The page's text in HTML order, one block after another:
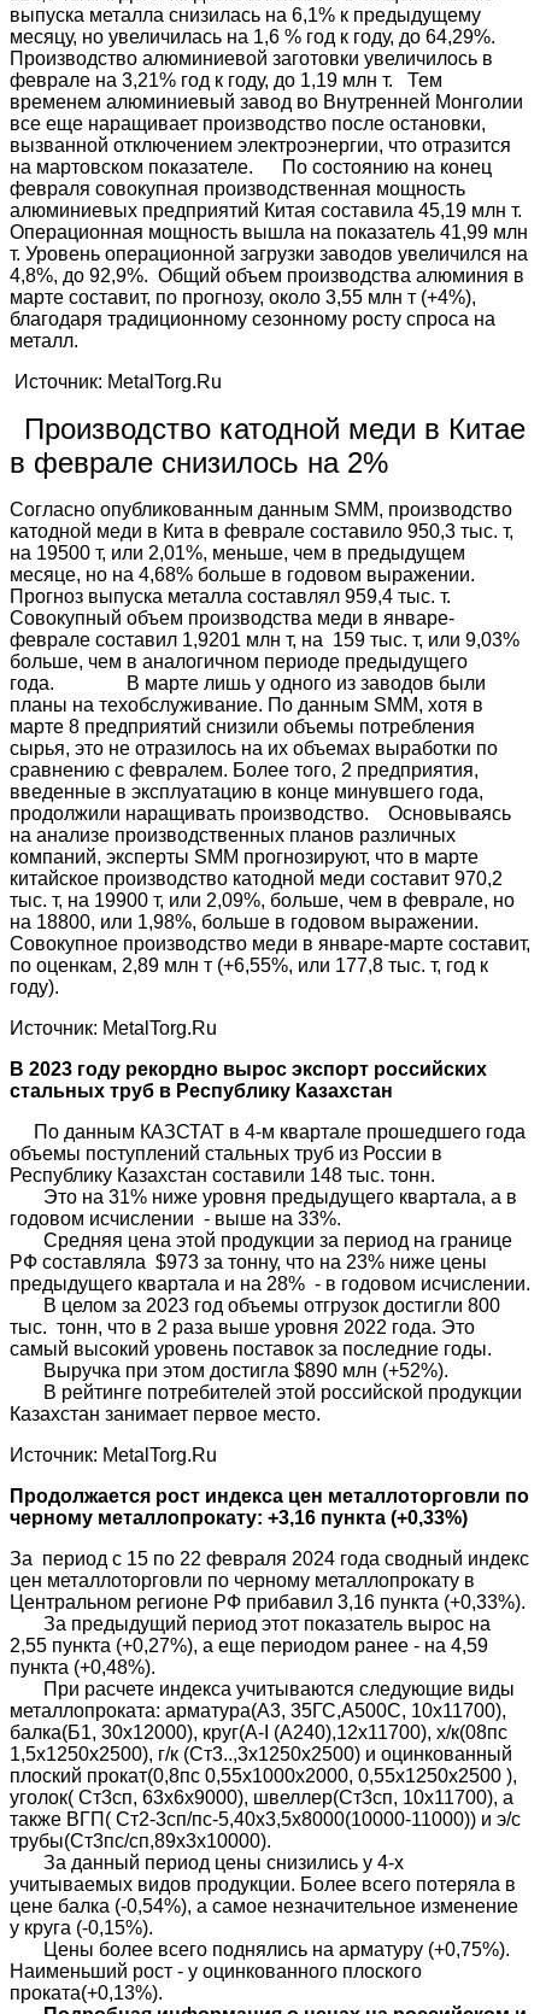
выпуска металла снизилась на 6,1% к предыдущему
месяцу, но увеличилась на 1,6 % год к году, до 64,29%.
Производство алюминиевой заготовки увеличилось в
феврале на 3,21% год к году, до 1,19 млн т. Тем
временем алюминиевый завод во Внутренней Монголии
все еще наращивает производство после остановки,
вызванной отключением электроэнергии, что отразится
на мартовском показателе. По состоянию на конец
февраля совокупная производственная мощность
алюминиевых предприятий Китая составила 45,19 млн т.
Операционная мощность вышла на показатель 41,99 млн
т. Уровень операционной загрузки заводов увеличился на
4,8%, до 92,9%. Общий объем производства алюминия в
марте составит, по прогнозу, около 3,55 млн т (+4%),
благодаря традиционному сезонному росту спроса на
металл.
Источник: MetalTorg.Ru
Производство катодной меди в Китае
в феврале снизилось на 2%
Согласно опубликованным данным SMM, производство
катодной меди в Кита в феврале составило 950,3 тыс. т,
на 19500 т, или 2,01%, меньше, чем в предыдущем
месяце, но на 4,68% больше в годовом выражении.
Прогноз выпуска металла составлял 959,4 тыс. т.
Совокупный объем производства меди в январе-
феврале составил 1,9201 млн т, на 159 тыс. т, или 9,03%
больше, чем в аналогичном периоде предыдущего
года. В марте лишь у одного из заводов были
планы на техобслуживание. По данным SMM, хотя в
марте 8 предприятий снизили объемы потребления
сырья, это не отразилось на их объемах выработки по
сравнению с февралем. Более того, 2 предприятия,
введенные в эксплуатацию в конце минувшего года,
продолжили наращивать производство. Основываясь
на анализе производственных планов различных
компаний, эксперты SMM прогнозируют, что в марте
китайское производство катодной меди составит 970,2
тыс. т, на 19900 т, или 2,09%, больше, чем в феврале, но
на 18800, или 1,98%, больше в годовом выражении.
Совокупное производство меди в январе-марте составит,
по оценкам, 2,89 млн т (+6,55%, или 177,8 тыс. т, год к
году).
Источник: MetalTorg.Ru
В 2023 году рекордно вырос экспорт российских
стальных труб в Республику Казахстан
По данным КАЗСТАТ в 4-м квартале прошедшего года
объемы поступлений стальных труб из России в
Республику Казахстан составили 148 тыс. тонн.
Это на 31% ниже уровня предыдущего квартала, а в
годовом исчислении - выше на 33%.
Средняя цена этой продукции за период на границе
РФ составляла $973 за тонну, что на 23% ниже цены
предыдущего квартала и на 28% - в годовом исчислении.
В целом за 2023 год объемы отгрузок достигли 800
тыс. тонн, что в 2 раза выше уровня 2022 года. Это
самый высокий уровень поставок за последние годы.
Выручка при этом достигла $890 млн (+52%).
В рейтинге потребителей этой российской продукции
Казахстан занимает первое место.
Источник: MetalTorg.Ru
Продолжается рост индекса цен металлоторговли по
черному металлопрокату: +3,16 пункта (+0,33%)
За период c 15 по 22 февраля 2024 года сводный индекс
цен металлоторговли по черному металлопрокату в
Центральном регионе РФ прибавил 3,16 пункта (+0,33%).
За предыдущий период этот показатель вырос на
2,55 пункта (+0,27%), а еще периодом ранее - на 4,59
пункта (+0,48%).
При расчете индекса учитываются следующие виды
металлопроката: арматура(А3, 35ГС,А500С, 10х11700),
балка(Б1, 30х12000), круг(A-I (A240),12х11700), х/к(08пс
1,5х1250х2500), г/к (Ст3..,3х1250х2500) и оцинкованный
плоский прокат(0,8пс 0,55х1000х2000, 0,55x1250x2500 ),
уголок( Ст3сп, 63х6х9000), швеллер(Ст3сп, 10х11700), а
также ВГП( Ст2-3сп/пс-5,40х3,5х8000(10000-11000)) и э/с
трубы(Ст3пс/сп,89х3х10000).
За данный период цены снизились у 4-х
учитываемых видов продукции. Более всего потеряла в
цене балка (-0,54%), а самое незначительное изменение
у круга (-0,15%).
Цены более всего поднялись на арматуру (+0,75%).
Наименьший рост - у оцинкованного плоского
проката(+0,13%).